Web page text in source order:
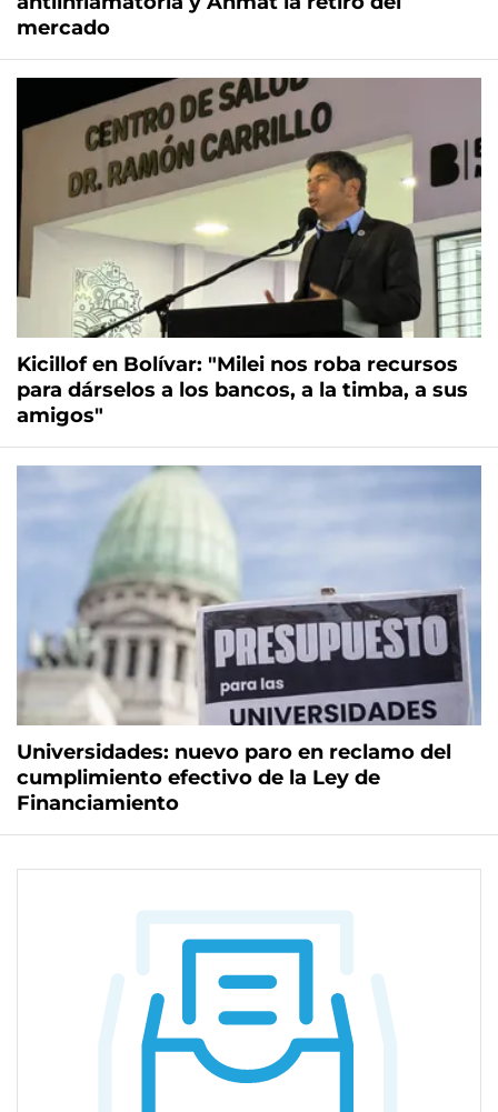
mercado
Kicillof en Bolívar: "Milei nos roba recursos
para dárselos a los bancos, a la timba, a sus
amigos"
Universidades: nuevo paro en reclamo del
cumplimiento efectivo de la Ley de
Financiamiento